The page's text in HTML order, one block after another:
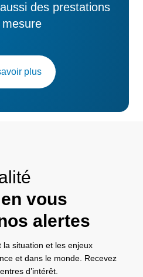
des prestations
plus
en vous
alertes
la situation et les enjeux
et dans le monde. Recevez
d’intérêt.